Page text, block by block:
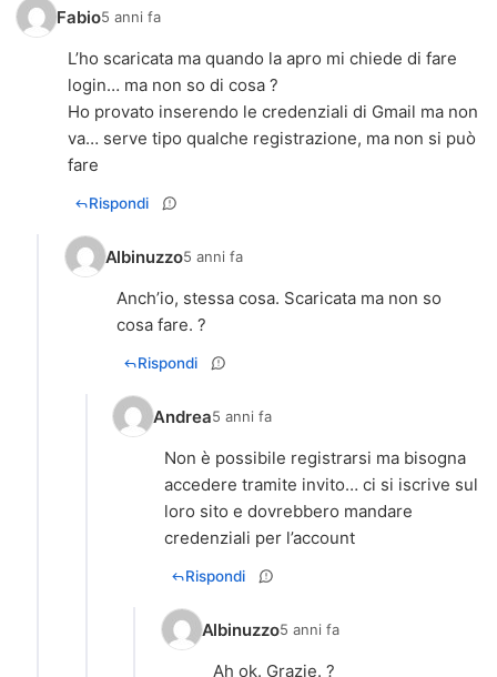
Fabio5 anni fa
L’ho scaricata ma quando la apro mi chiede di fare
login… ma non so di cosa ?
Ho provato inserendo le credenziali di Gmail ma non
va… serve tipo qualche registrazione, ma non si può
fare
Rispondi
Albinuzzo5 anni fa
Anch’io, stessa cosa. Scaricata ma non so
cosa fare. ?
Rispondi
Andrea5 anni fa
Non è possibile registrarsi ma bisogna
accedere tramite invito… ci si iscrive sul
loro sito e dovrebbero mandare
credenziali per l’account
Rispondi
Albinuzzo5 anni fa
Ah ok. Grazie. ?